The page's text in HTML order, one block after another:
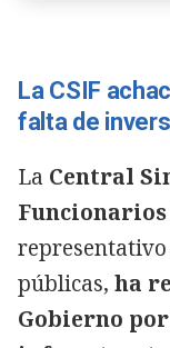
La CSIF
falta de
La Central
Funcionarios
públicas, ha
Gobierno